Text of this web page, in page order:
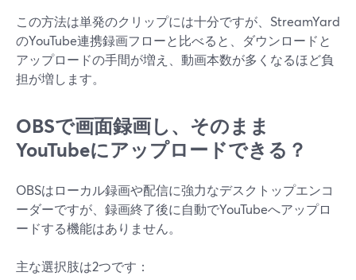
この方法は単発のクリップには十分ですが、StreamYard
のYouTube連携録画フローと比べると、ダウンロードと
アップロードの手間が増え、動画本数が多くなるほど負
担が増します。
OBSで画面録画し、そのまま
YouTubeにアップロードできる？
OBSはローカル録画や配信に強力なデスクトップエンコ
ーダーですが、録画終了後に自動でYouTubeへアップロ
ードする機能はありません。
主な選択肢は2つです：